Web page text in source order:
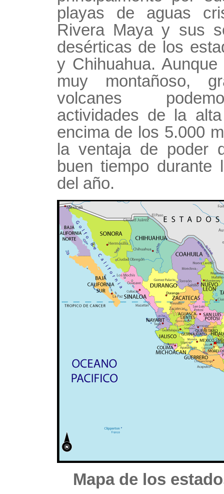
playas de aguas
Rivera Maya y sus
desérticas de los
y Chihuahua.
muy montañoso,
volcanes
actividades de la
encima de los 5.000
la ventaja de poder
buen tiempo durante
del año.
Mapa de los